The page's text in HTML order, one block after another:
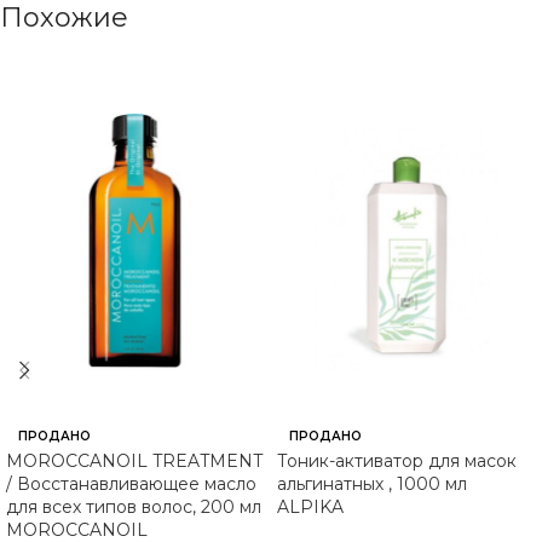
Похожие
ПРОДАНО
MOROCCANOIL TREATMENT
/ Восстанавливающее масло
для всех типов волос, 200 мл
MOROCCANOIL
ПРОДАНО
Тоник-активатор для масок
альгинатных , 1000 мл
ALPIKA